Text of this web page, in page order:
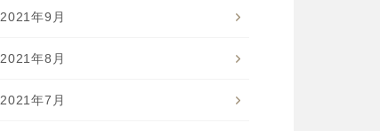
2021年9月
2021年8月
2021年7月